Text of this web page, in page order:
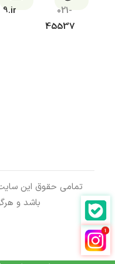
021-
45537
9.ir
تمامی حقوق این
باشد و